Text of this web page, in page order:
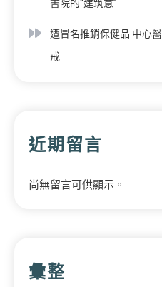
書院的“建筑意”
遭冒名推銷保健品 中心
戒
近期留言
尚無留言可供顯示。
彙整